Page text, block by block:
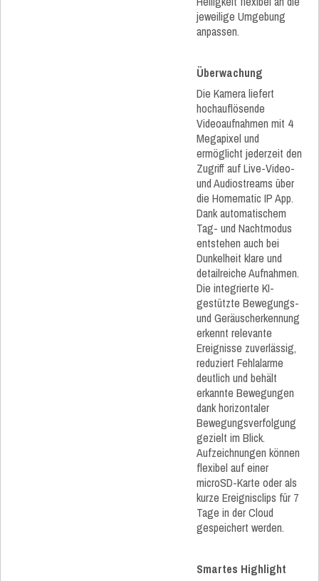
jeweilige Umgebung
anpassen.
Überwachung
Die Kamera liefert
hochauflösende
Videoaufnahmen mit 4
Megapixel und
ermöglicht jederzeit den
Zugriff auf Live-Video-
und Audiostreams über
die Homematic IP App.
Dank automatischem
Tag- und Nachtmodus
entstehen auch bei
Dunkelheit klare und
detailreiche Aufnahmen.
Die integrierte KI-
gestützte Bewegungs-
und Geräuscherkennung
erkennt relevante
Ereignisse zuverlässig,
reduziert Fehlalarme
deutlich und behält
erkannte Bewegungen
dank horizontaler
Bewegungsverfolgung
gezielt im Blick.
Aufzeichnungen können
flexibel auf einer
microSD-Karte oder als
kurze Ereignisclips für 7
Tage in der Cloud
gespeichert werden.
Smartes Highlight